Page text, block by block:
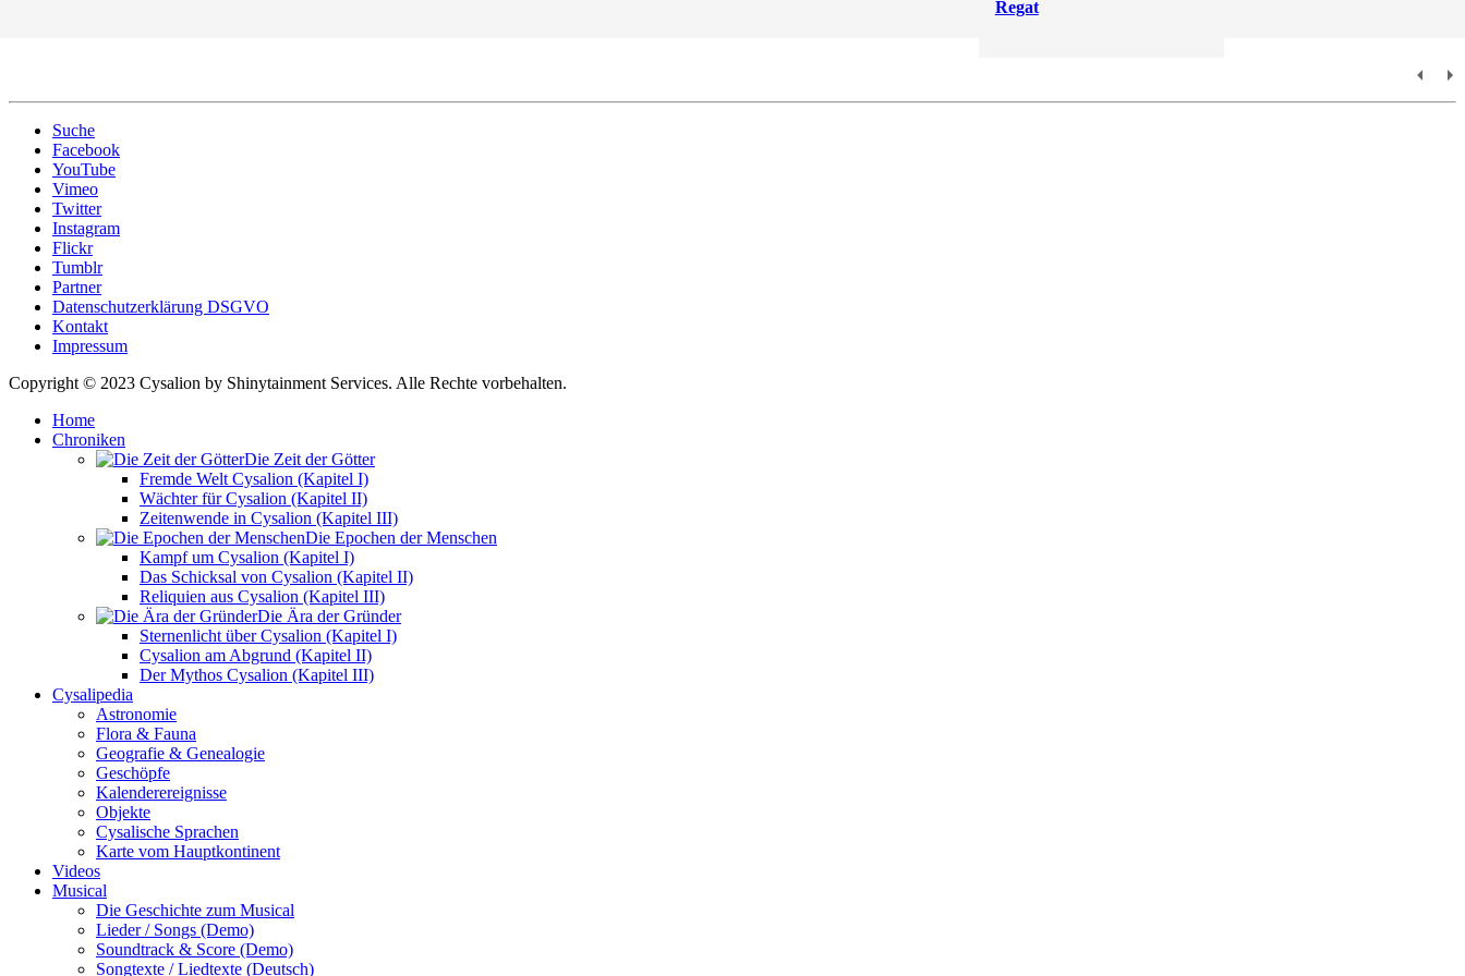
Regat
Suche
Facebook
YouTube
Vimeo
Twitter
Instagram
Flickr
Tumblr
Partner
Datenschutzerklärung DSGVO
Kontakt
Impressum
Copyright © 2023 Cysalion by Shinytainment Services. Alle Rechte vorbehalten.
Home
Chroniken
Die Zeit der Götter
Fremde Welt Cysalion (Kapitel I)
Wächter für Cysalion (Kapitel II)
Zeitenwende in Cysalion (Kapitel III)
Die Epochen der Menschen
Kampf um Cysalion (Kapitel I)
Das Schicksal von Cysalion (Kapitel II)
Reliquien aus Cysalion (Kapitel III)
Die Ära der Gründer
Sternenlicht über Cysalion (Kapitel I)
Cysalion am Abgrund (Kapitel II)
Der Mythos Cysalion (Kapitel III)
Cysalipedia
Astronomie
Flora & Fauna
Geografie & Genealogie
Geschöpfe
Kalenderereignisse
Objekte
Cysalische Sprachen
Karte vom Hauptkontinent
Videos
Musical
Die Geschichte zum Musical
Lieder / Songs (Demo)
Soundtrack & Score (Demo)
Songtexte / Liedtexte (Deutsch)